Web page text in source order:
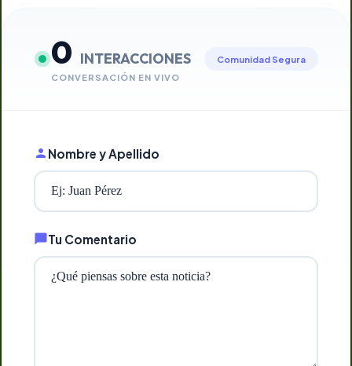
0 INTERACCIONES
CONVERSACIÓN EN VIVO
Comunidad Segura
Nombre y Apellido
Tu Comentario